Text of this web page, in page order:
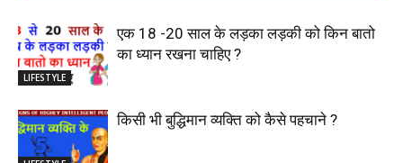
LIFESTYLE
एक 18 -20 साल के लड़का लड़की को किन बातो
का ध्यान रखना चाहिए ?
किसी भी बुद्धिमान व्यक्ति को कैसे पहचाने ?